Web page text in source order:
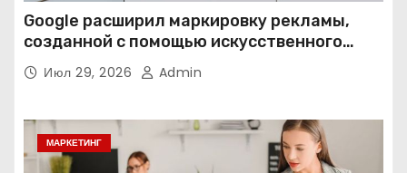
Google расширил маркировку рекламы,
созданной с помощью искусственного
интеллекта
Июл 29, 2026 Admin
МАРКЕТИНГ